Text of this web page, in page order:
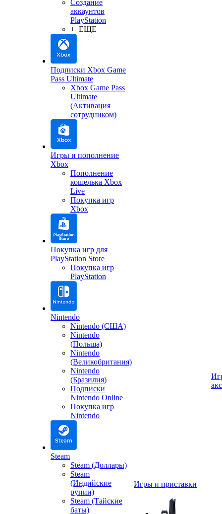
Создание
аккаунтов
PlayStation
+ ЕЩЕ
Подписки Xbox Game
Pass Ultimate
Xbox Game Pass
Ultimate
(Активация
сотрудником)
Игры и пополнение
Xbox
Пополнение
кошелька Xbox
Live
Покупка игр
Xbox
Покупка игр для
PlayStation Store
Покупка игр
PlayStation
Nintendo
Nintendo (США)
Nintendo
(Польша)
Nintendo
(Великобритания)
Nintendo
(Бразилия)
Подписки
Nintendo Online
Покупка игр
Nintendo
Steam
Steam (Доллары)
Steam
(Индийские
рупии)
Steam (Тайские
баты)
Игры и приставки